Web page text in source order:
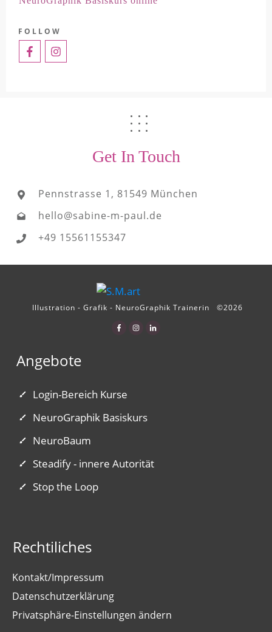
FOLLOW
Get In Touch
Pennstrasse 1, 81549 München
hello@sabine-m-paul.de
+49 15561155347
Illustration - Grafik - NeuroGraphik Trainerin ©2026
Angebote
Login-Bereich Kurse
NeuroGraphik Basiskurs
NeuroBaum
Steadify - innere Autorität
Stop the Loop
Rechtiliches
Kontakt/Impressum
Datenschutzerklärung
Privatsphäre-Einstellungen ändern